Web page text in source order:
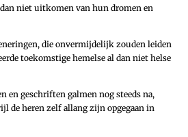
niet uitkomen van hun dromen en
die onvermijdelijk zouden leiden
toekomstige hemelse al dan niet helse
en geschriften galmen nog steeds na,
de heren zelf allang zijn opgegaan in